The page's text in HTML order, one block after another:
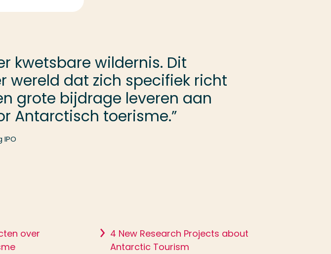
kwetsbare wildernis. Dit
wereld dat zich specifiek richt
grote bijdrage leveren aan
Antarctisch toerisme.”
over
4 New Research Projects about
Antarctic Tourism